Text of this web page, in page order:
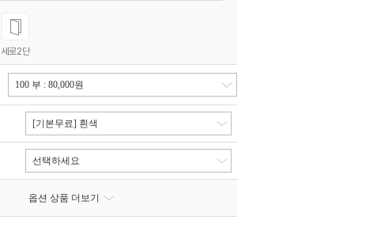
세로2단
[기본무료] 흰색
선택하세요
옵션 상품 더보기